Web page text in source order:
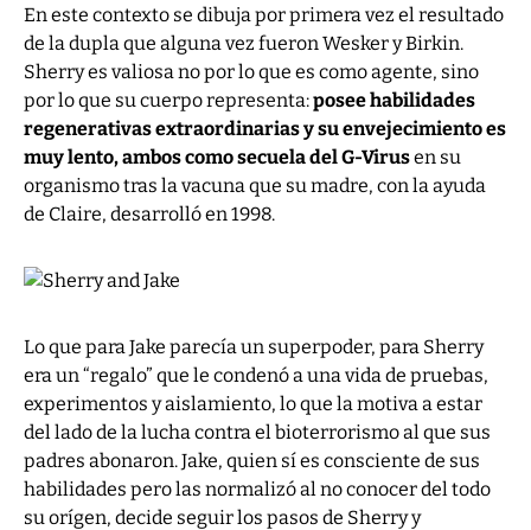
En este contexto se dibuja por primera vez el resultado
de la dupla que alguna vez fueron Wesker y Birkin.
Sherry es valiosa no por lo que es como agente, sino
por lo que su cuerpo representa:posee habilidades
regenerativas extraordinarias y su envejecimiento es
muy lento, ambos como secuela del G-Virusen su
organismo tras la vacuna que su madre, con la ayuda
de Claire, desarrolló en 1998.
Lo que para Jake parecía un superpoder, para Sherry
era un “regalo” que le condenó a una vida de pruebas,
experimentos y aislamiento, lo que la motiva a estar
del lado de la lucha contra el bioterrorismo al que sus
padres abonaron. Jake, quien sí es consciente de sus
habilidades pero las normalizó al no conocer del todo
su orígen, decide seguir los pasos de Sherry y